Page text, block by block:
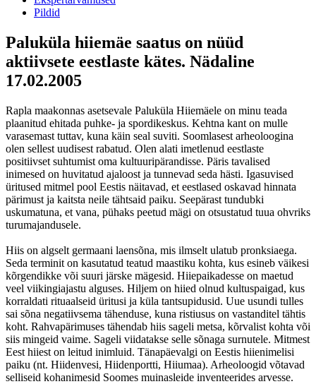
Pildid
Paluküla hiiemäe saatus on nüüd
aktiivsete eestlaste kätes. Nädaline
17.02.2005
Rapla maakonnas asetsevale Paluküla Hiiemäele on minu teada
plaanitud ehitada puhke- ja spordikeskus. Kehtna kant on mulle
varasemast tuttav, kuna käin seal suviti. Soomlasest arheoloogina
olen sellest uudisest rabatud. Olen alati imetlenud eestlaste
positiivset suhtumist oma kultuuripärandisse. Päris tavalised
inimesed on huvitatud ajaloost ja tunnevad seda hästi. Igasuvised
üritused mitmel pool Eestis näitavad, et eestlased oskavad hinnata
pärimust ja kaitsta neile tähtsaid paiku. Seepärast tundubki
uskumatuna, et vana, pühaks peetud mägi on otsustatud tuua ohvriks
turumajandusele.
Hiis on algselt germaani laensõna, mis ilmselt ulatub pronksiaega.
Seda terminit on kasutatud teatud maastiku kohta, kus esineb väikesi
kõrgendikke või suuri järske mägesid. Hiiepaikadesse on maetud
veel viikingiajastu alguses. Hiljem on hiied olnud kultuspaigad, kus
korraldati rituaalseid üritusi ja küla tantsupidusid. Uue usundi tulles
sai sõna negatiivsema tähenduse, kuna ristiusus on vastanditel tähtis
koht. Rahvapärimuses tähendab hiis sageli metsa, kõrvalist kohta või
siis mingeid vaime. Sageli viidatakse selle sõnaga surnutele. Mitmest
Eest hiiest on leitud inimluid. Tänapäevalgi on Eestis hiienimelisi
paiku (nt. Hiidenvesi, Hiidenportti, Hiiumaa). Arheoloogid võtavad
selliseid kohanimesid Soomes muinasleide inventeerides arvesse.